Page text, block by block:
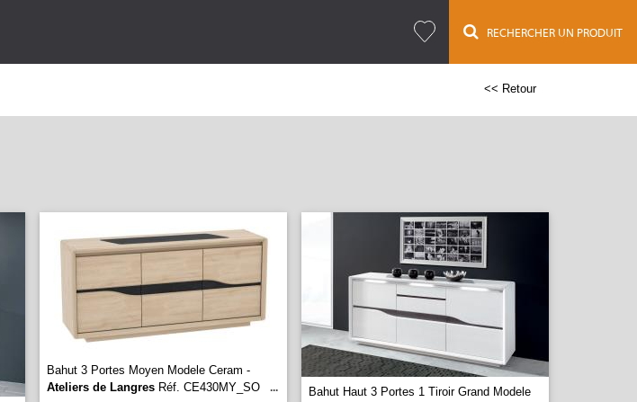
RECHERCHER UN PRODUIT
<< Retour
Bahut 3 Portes Moyen Modele Ceram -
Ateliers de Langres Réf. CE430MY_SO ...
Bahut Haut 3 Portes 1 Tiroir Grand Modele